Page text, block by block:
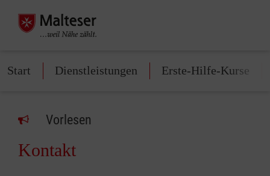
Start Dienstleistungen Erste-Hilfe-Kurse
Vorlesen
Kontakt